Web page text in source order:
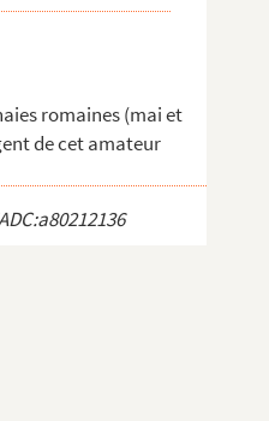
romaines (mai et
de cet amateur